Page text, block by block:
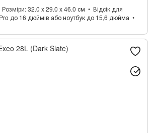
Розміри 32.0 x 29.0 x 46.0 см
Відсік для
до 16 дюймів або ноутбук до 15,6 дюйма